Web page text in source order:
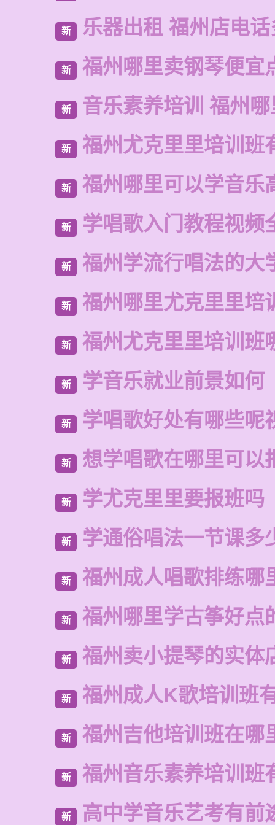
新 乐器出租 福州店电
新 福州哪里卖钢琴便宜
新 音乐素养培训 福州
新 福州尤克里里培训班
新 福州哪里可以学音乐
新 学唱歌入门教程视频
新 福州学流行唱法的大
新 福州哪里尤克里里培
新 福州尤克里里培训班
新 学音乐就业前景如何
新 学唱歌好处有哪些呢
新 想学唱歌在哪里可以
新 学尤克里里要报班吗
新 学通俗唱法一节课多
新 福州成人唱歌排练哪
新 福州哪里学古筝好点
新 福州卖小提琴的实体
新 福州成人K歌培训班
新 福州吉他培训班在哪
新 福州音乐素养培训班
新 高中学音乐艺考有前